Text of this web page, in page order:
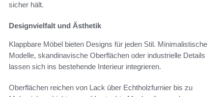
sicher hält.
Designvielfalt und Ästhetik
Klappbare Möbel bieten Designs für jeden Stil. Minimalistische
Modelle, skandinavische Oberflächen oder industrielle Details
lassen sich ins bestehende Interieur integrieren.
Oberflächen reichen von Lack über Echtholzfurnier bis zu